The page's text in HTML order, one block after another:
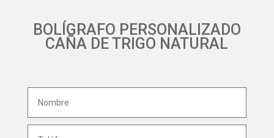
BOLÍGRAFO PERSONALIZADO
CAÑA DE TRIGO NATURAL